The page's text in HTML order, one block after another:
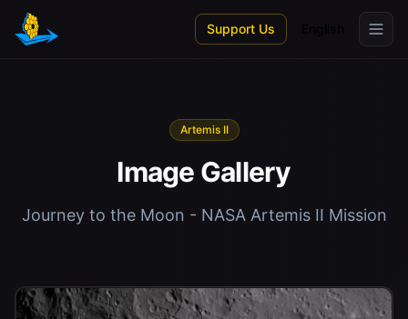
Skip to main content
Support Us
Artemis II
Image Gallery
Journey to the Moon - NASA Artemis II Mission